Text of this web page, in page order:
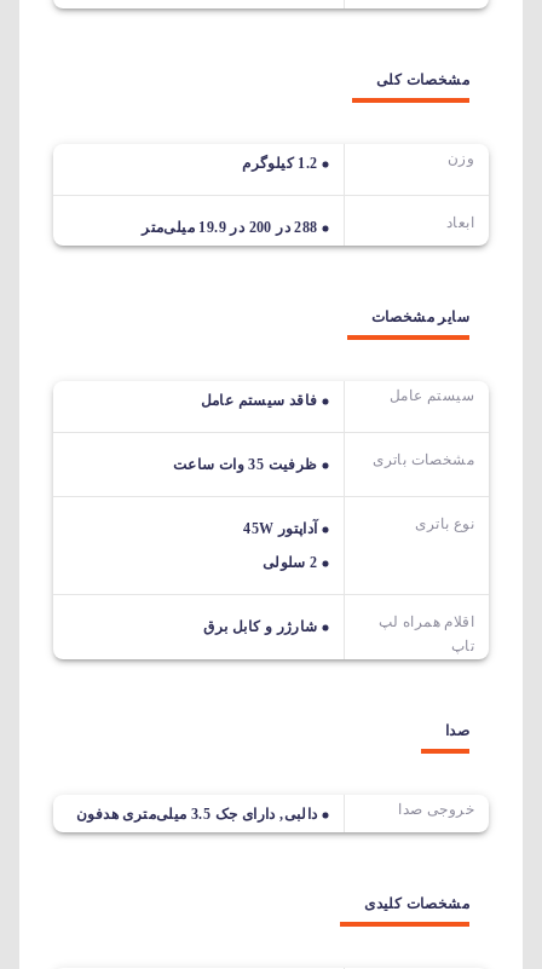
مشخصات کلی
وزن 1.2 کیلوگرم
ابعاد 288 در 200 در 19.9 میلی‌متر
سایر مشخصات
سیستم عامل فاقد سیستم عامل
مشخصات باتری ظرفیت 35 وات ساعت
نوع باتری
آداپتور 45W
2 سلولی
اقلام همراه لپ
تاپ
شارژر و کابل برق
صدا
خروجی صدا دالبی, دارای جک 3.5 میلی‌متری هدفون
مشخصات کلیدی